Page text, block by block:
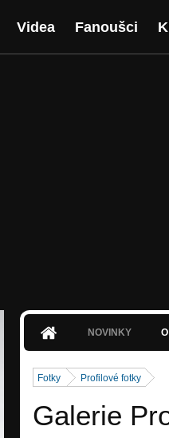
Videa Fanoušci
NOVINKY
Fotky Profilové fotky
Galerie